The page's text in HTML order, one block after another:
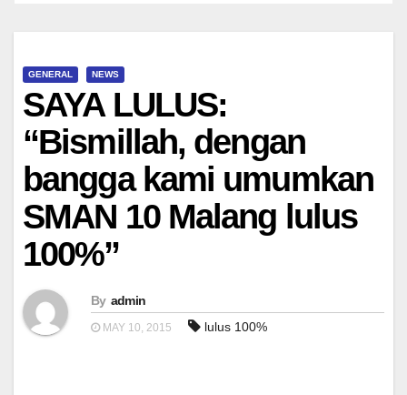
GENERAL NEWS
SAYA LULUS:
“Bismillah, dengan
bangga kami umumkan
SMAN 10 Malang lulus
100%”
By admin
MAY 10, 2015 lulus 100%